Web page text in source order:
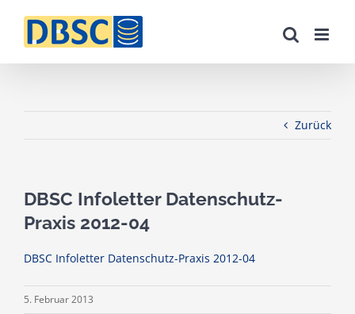
Zurück
DBSC Infoletter Datenschutz-
Praxis 2012-04
DBSC Infoletter Datenschutz-Praxis 2012-04
5. Februar 2013